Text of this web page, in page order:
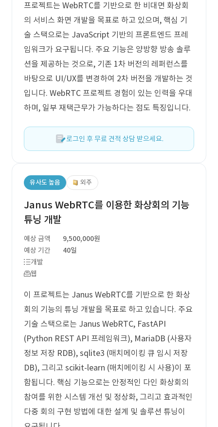
프로젝트는 WebRTC를 기반으로 한 비대면 화상회
의 서비스 화면 개발을 목표로 하고 있으며, 핵심 기
술 스택으로는 JavaScript 기반의 프론트엔드 프레
임워크가 요구됩니다. 주요 기능은 양방향 방송 솔루
션을 제공하는 것으로, 기존 1차 버전의 레퍼런스를
바탕으로 UI/UX를 변경하여 2차 버전을 개발하는 것
입니다. WebRTC 프로젝트 경험이 있는 인력을 우대
하며, 일부 재택근무가 가능하다는 점도 특징입니다.
로그인 후 무료 견적 상담 받으세요.
유사도 높음 외주
Janus WebRTC를 이용한 화상회의 기능
튜닝 개발
예상 금액
9,500,000원
예상 기간
40일
개발
웹
이 프로젝트는 Janus WebRTC를 기반으로 한 화상
회의 기능의 튜닝 개발을 목표로 하고 있습니다. 주요
기술 스택으로는 Janus WebRTC, FastAPI
(Python REST API 프레임워크), MariaDB (사용자
정보 저장 RDB), sqlite3 (매치메이킹 큐 임시 저장
DB), 그리고 scikit-learn (매치메이킹 시 사용)이 포
함됩니다. 핵심 기능으로는 안정적인 다인 화상회의
참여를 위한 시스템 개선 및 정상화, 그리고 효과적인
다중 회의 구현 방법에 대한 설계 및 솔루션 튜닝이